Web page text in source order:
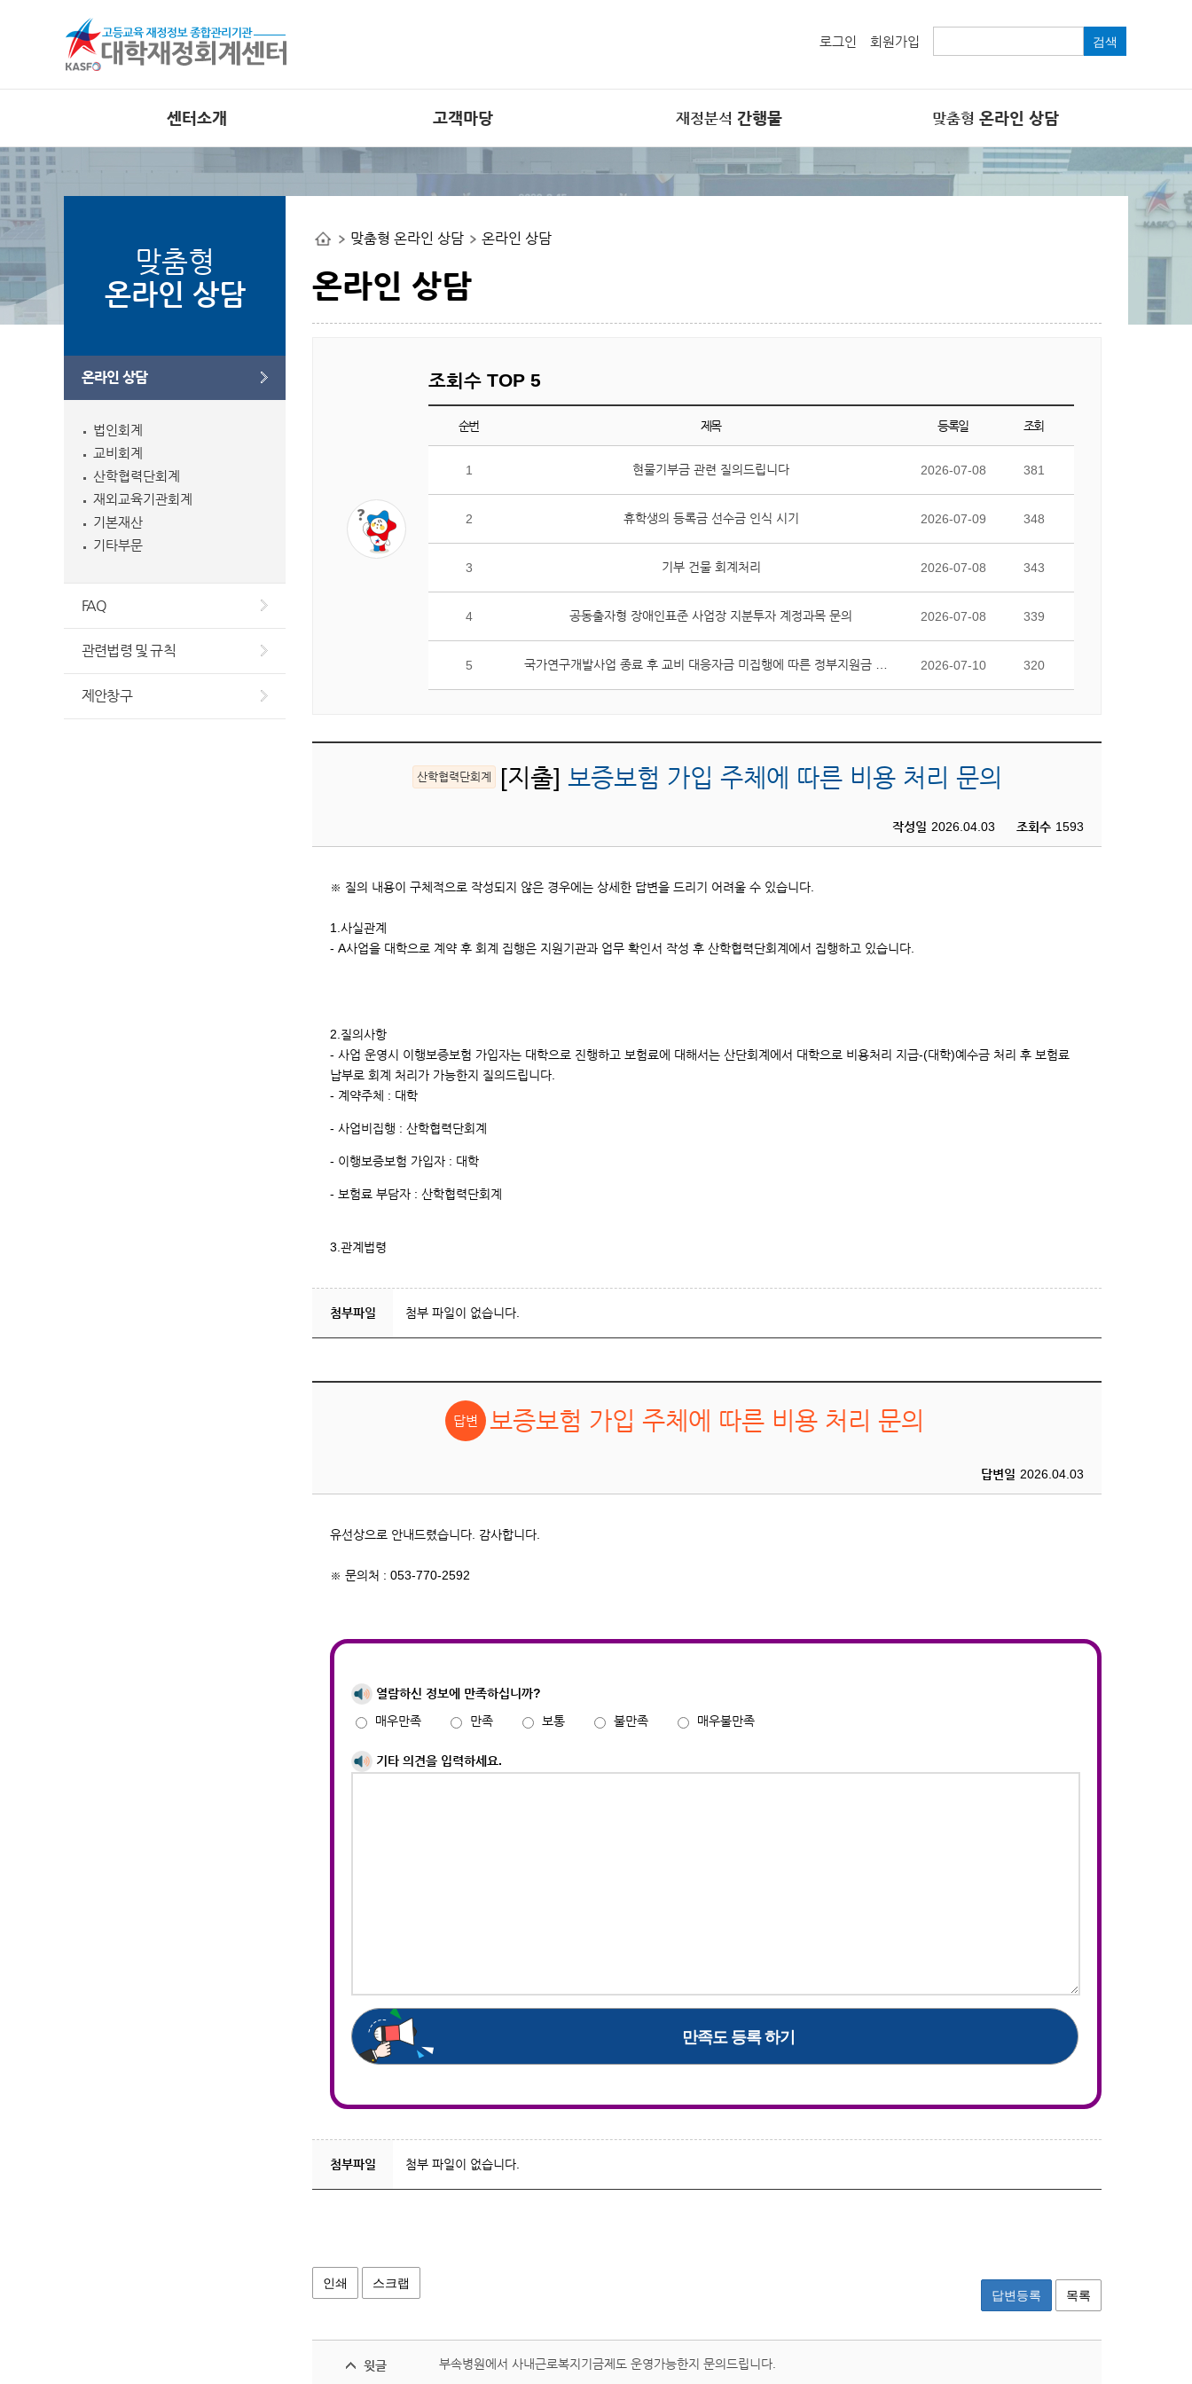
로그인 회원가입 검색
센터소개
비전
부서별 사업안내
오시는길
고객마당
공지사항
외부 대학재정
사업관련 자료
재정분석 간행물
재정분석 간행물
간행물 다운로드 게시판
맞춤형 온라인 상담
온라인 상담
FAQ
맞춤형
온라인 상담
온라인 상담
법인회계
교비회계
산학협력단회계
재외교육기관회계
기본재산
기타부문
FAQ
관련법령 및 규칙
제안창구
맞춤형 온라인 상담 온라인 상담
온라인 상담
조회수 TOP 5
판
개
니
순
목,
록
회
니
다.
순번 제목 등록일 조회
1 현물기부금 관련 질의드립니다 2026-07-08 381
2 휴학생의 등록금 선수금 인식 시기 2026-07-09 348
3 기부 건물 회계처리 2026-07-08 343
4 공동출자형 장애인표준 사업장 지분투자 계정과목 문의 2026-07-08 339
5 2026-07-10 320
산학협력단회계 [지출] 보증보험 가입 주체에 따른 비용 처리 문의
작성일 2026.04.03 조회수 1593
※ 질의 내용이 구체적으로 작성되지 않은 경우에는 상세한 답변을 드리기 어려울 수 있습니다.
1.사실관계
- A사업을 대학으로 계약 후 회계 집행은 지원기관과 업무 확인서 작성 후 산학협력단회계에서 집행하고 있습니다.
2.질의사항
- 사업 운영시 이행보증보험 가입자는 대학으로 진행하고 보험료에 대해서는 산단회계에서 대학으로 비용처리 지급-(대학)예수금 처리 후 보험료
납부로 회계 처리가 가능한지 질의드립니다.
- 계약주체 : 대학
- 사업비집행 : 산학협력단회계
- 이행보증보험 가입자 : 대학
- 보험료 부담자 : 산학협력단회계
3.관계법령
첨부파일 첨부 파일이 없습니다.
보증보험 가입 주체에 따른 비용 처리 문의
답변일 2026.04.03
유선상으로 안내드렸습니다. 감사합니다.
※ 문의처 : 053-770-2592
열람하신 정보에 만족하십니까?
매우만족
만족 보통 불만족 매우불만족
기타 의견을 입력하세요.
첨부파일 첨부 파일이 없습니다.
인쇄
스크랩
답변등록
목록
윗글 부속병원에서 사내근로복지기금제도 운영가능한지 문의드립니다.